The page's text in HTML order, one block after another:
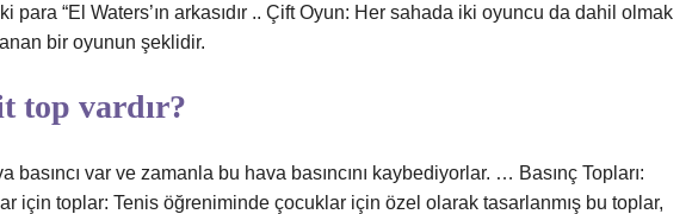
para “El Waters’ın arkasıdır .. Çift Oyun: Her sahada iki oyuncu da dahil olmak
bir oyunun şeklidir.
top vardır?
basıncı var ve zamanla bu hava basıncını kaybediyorlar. … Basınç Topları:
için toplar: Tenis öğreniminde çocuklar için özel olarak tasarlanmış bu toplar,